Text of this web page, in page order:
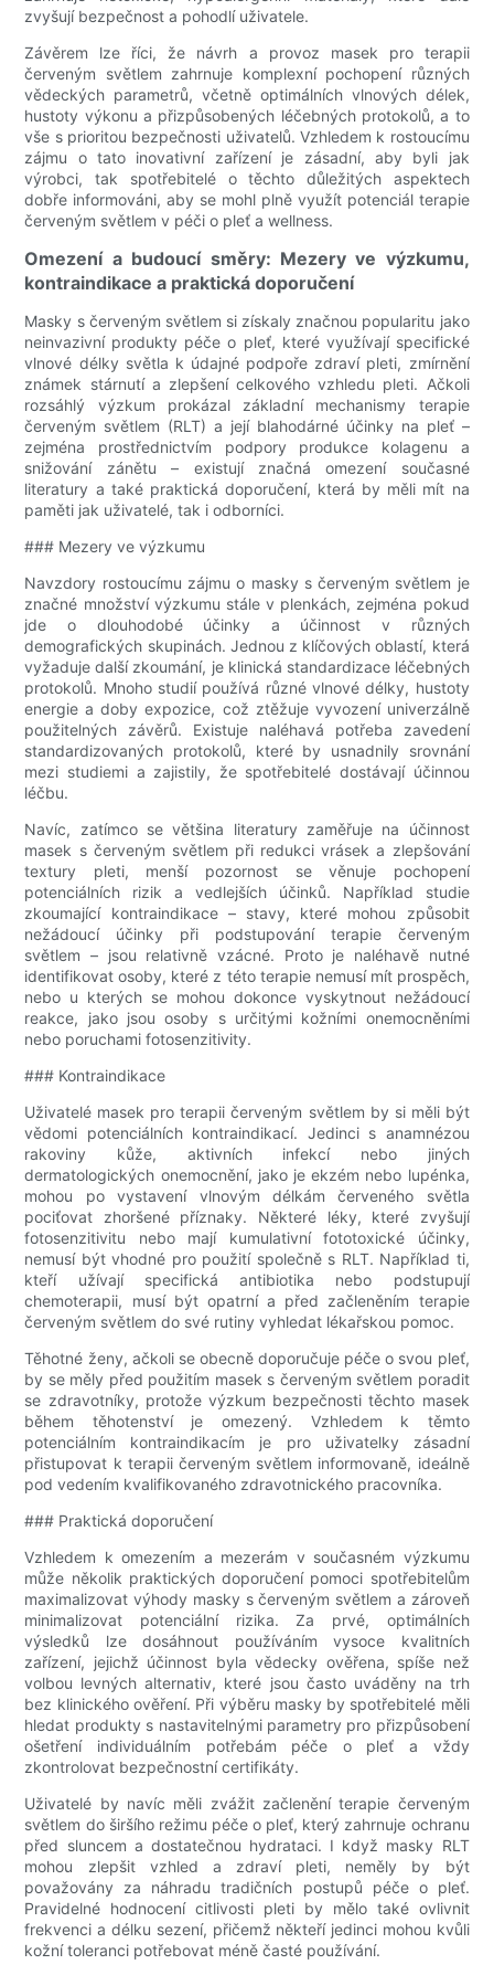
zvyšují bezpečnost a pohodlí uživatele.
Závěrem lze říci, že návrh a provoz masek pro terapii
červeným světlem zahrnuje komplexní pochopení různých
vědeckých parametrů, včetně optimálních vlnových délek,
hustoty výkonu a přizpůsobených léčebných protokolů, a to
vše s prioritou bezpečnosti uživatelů. Vzhledem k rostoucímu
zájmu o tato inovativní zařízení je zásadní, aby byli jak
výrobci, tak spotřebitelé o těchto důležitých aspektech
dobře informováni, aby se mohl plně využít potenciál terapie
červeným světlem v péči o pleť a wellness.
Omezení a budoucí směry: Mezery ve výzkumu,
kontraindikace a praktická doporučení
Masky s červeným světlem si získaly značnou popularitu jako
neinvazivní produkty péče o pleť, které využívají specifické
vlnové délky světla k údajné podpoře zdraví pleti, zmírnění
známek stárnutí a zlepšení celkového vzhledu pleti. Ačkoli
rozsáhlý výzkum prokázal základní mechanismy terapie
červeným světlem (RLT) a její blahodárné účinky na pleť –
zejména prostřednictvím podpory produkce kolagenu a
snižování zánětu – existují značná omezení současné
literatury a také praktická doporučení, která by měli mít na
paměti jak uživatelé, tak i odborníci.
### Mezery ve výzkumu
Navzdory rostoucímu zájmu o masky s červeným světlem je
značné množství výzkumu stále v plenkách, zejména pokud
jde o dlouhodobé účinky a účinnost v různých
demografických skupinách. Jednou z klíčových oblastí, která
vyžaduje další zkoumání, je klinická standardizace léčebných
protokolů. Mnoho studií používá různé vlnové délky, hustoty
energie a doby expozice, což ztěžuje vyvození univerzálně
použitelných závěrů. Existuje naléhavá potřeba zavedení
standardizovaných protokolů, které by usnadnily srovnání
mezi studiemi a zajistily, že spotřebitelé dostávají účinnou
léčbu.
Navíc, zatímco se většina literatury zaměřuje na účinnost
masek s červeným světlem při redukci vrásek a zlepšování
textury pleti, menší pozornost se věnuje pochopení
potenciálních rizik a vedlejších účinků. Například studie
zkoumající kontraindikace – stavy, které mohou způsobit
nežádoucí účinky při podstupování terapie červeným
světlem – jsou relativně vzácné. Proto je naléhavě nutné
identifikovat osoby, které z této terapie nemusí mít prospěch,
nebo u kterých se mohou dokonce vyskytnout nežádoucí
reakce, jako jsou osoby s určitými kožními onemocněními
nebo poruchami fotosenzitivity.
### Kontraindikace
Uživatelé masek pro terapii červeným světlem by si měli být
vědomi potenciálních kontraindikací. Jedinci s anamnézou
rakoviny kůže, aktivních infekcí nebo jiných
dermatologických onemocnění, jako je ekzém nebo lupénka,
mohou po vystavení vlnovým délkám červeného světla
pociťovat zhoršené příznaky. Některé léky, které zvyšují
fotosenzitivitu nebo mají kumulativní fototoxické účinky,
nemusí být vhodné pro použití společně s RLT. Například ti,
kteří užívají specifická antibiotika nebo podstupují
chemoterapii, musí být opatrní a před začleněním terapie
červeným světlem do své rutiny vyhledat lékařskou pomoc.
Těhotné ženy, ačkoli se obecně doporučuje péče o svou pleť,
by se měly před použitím masek s červeným světlem poradit
se zdravotníky, protože výzkum bezpečnosti těchto masek
během těhotenství je omezený. Vzhledem k těmto
potenciálním kontraindikacím je pro uživatelky zásadní
přistupovat k terapii červeným světlem informovaně, ideálně
pod vedením kvalifikovaného zdravotnického pracovníka.
### Praktická doporučení
Vzhledem k omezením a mezerám v současném výzkumu
může několik praktických doporučení pomoci spotřebitelům
maximalizovat výhody masky s červeným světlem a zároveň
minimalizovat potenciální rizika. Za prvé, optimálních
výsledků lze dosáhnout používáním vysoce kvalitních
zařízení, jejichž účinnost byla vědecky ověřena, spíše než
volbou levných alternativ, které jsou často uváděny na trh
bez klinického ověření. Při výběru masky by spotřebitelé měli
hledat produkty s nastavitelnými parametry pro přizpůsobení
ošetření individuálním potřebám péče o pleť a vždy
zkontrolovat bezpečnostní certifikáty.
Uživatelé by navíc měli zvážit začlenění terapie červeným
světlem do širšího režimu péče o pleť, který zahrnuje ochranu
před sluncem a dostatečnou hydrataci. I když masky RLT
mohou zlepšit vzhled a zdraví pleti, neměly by být
považovány za náhradu tradičních postupů péče o pleť.
Pravidelné hodnocení citlivosti pleti by mělo také ovlivnit
frekvenci a délku sezení, přičemž někteří jedinci mohou kvůli
kožní toleranci potřebovat méně časté používání.